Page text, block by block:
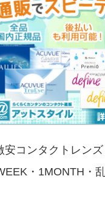
コンタクトレン
・1MONTH・